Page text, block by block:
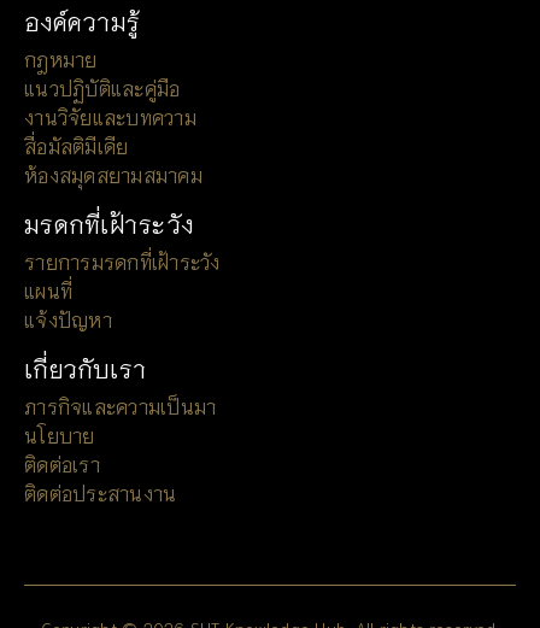
องค์ความรู้
กฎหมาย
แนวปฏิบัติและคู่มือ
งานวิจัยและบทความ
สื่อมัลติมีเดีย
ห้องสมุดสยามสมาคม
มรดกที่เฝ้าระวัง
รายการมรดกที่เฝ้าระวัง
แผนที่
แจ้งปัญหา
เกี่ยวกับเรา
ภารกิจและความเป็นมา
นโยบาย
ติดต่อเรา
ติดต่อประสานงาน